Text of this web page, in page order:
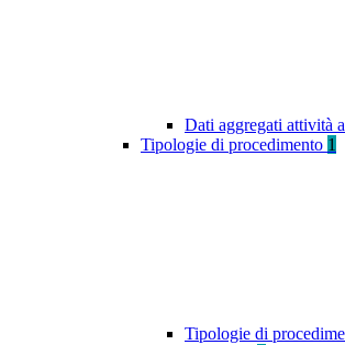
Dati aggregati attività
Tipologie di procedimento 1
Tipologie di